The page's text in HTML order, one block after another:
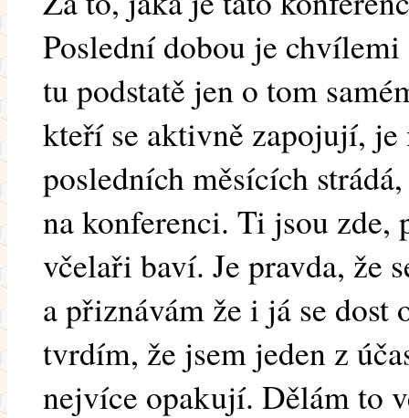
Poslední dobou je
tu podstatě jen o tom
kteří se aktivně zapojují,
posledních měsících
na konferenci. Ti jsou zde,
včelaři baví. Je pravda, že
a přiznávám že i já se
tvrdím, že jsem jeden z
nejvíce opakují. Dělám to